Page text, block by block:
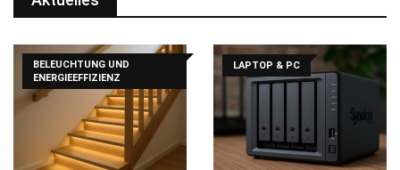
BELEUCHTUNG UND
ENERGIEEFFIZIENZ
LAPTOP & PC